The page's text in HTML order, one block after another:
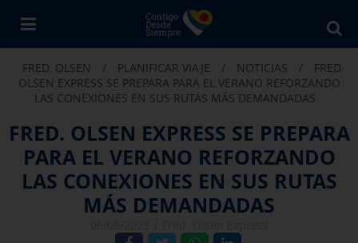
FRED. OLSEN / PLANIFICAR VIAJE / NOTICIAS /
FRED.
OLSEN EXPRESS SE PREPARA PARA EL VERANO REFORZANDO
LAS CONEXIONES EN SUS RUTAS MÁS DEMANDADAS
FRED. OLSEN EXPRESS SE PREPARA
PARA EL VERANO REFORZANDO
LAS CONEXIONES EN SUS RUTAS
MÁS DEMANDADAS